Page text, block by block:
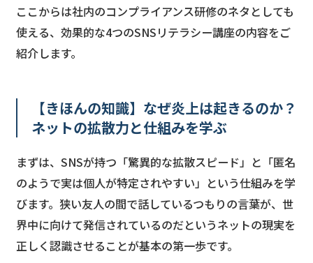
ここからは社内のコンプライアンス研修のネタとしても
使える、効果的な4つのSNSリテラシー講座の内容をご
紹介します。
【きほんの知識】なぜ炎上は起きるのか？
ネットの拡散力と仕組みを学ぶ
まずは、SNSが持つ「驚異的な拡散スピード」と「匿名
のようで実は個人が特定されやすい」という仕組みを学
びます。狭い友人の間で話しているつもりの言葉が、世
界中に向けて発信されているのだというネットの現実を
正しく認識させることが基本の第一歩です。